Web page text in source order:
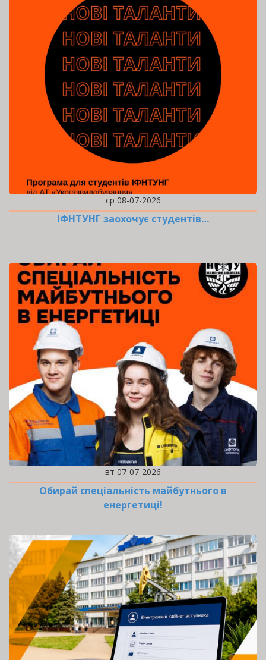
ср 08-07-2026
ІФНТУНГ заохочує студентів…
вт 07-07-2026
Обирай спеціальність майбутнього в
енергетиці!